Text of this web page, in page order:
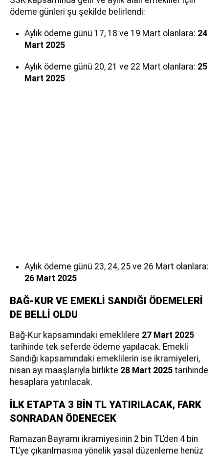
ödeme günleri şu şekilde belirlendi:
Aylık ödeme günü 17, 18 ve 19 Mart olanlara: 24
Mart 2025
Aylık ödeme günü 20, 21 ve 22 Mart olanlara: 25
Mart 2025
Aylık ödeme günü 23, 24, 25 ve 26 Mart olanlara:
26 Mart 2025
BAĞ-KUR VE EMEKLİ SANDIĞI ÖDEMELERİ
DE BELLİ OLDU
Bağ-Kur kapsamındaki emeklilere 27 Mart 2025
tarihinde tek seferde ödeme yapılacak. Emekli
Sandığı kapsamındaki emeklilerin ise ikramiyeleri,
nisan ayı maaşlarıyla birlikte 28 Mart 2025 tarihinde
hesaplara yatırılacak.
İLK ETAPTA 3 BİN TL YATIRILACAK, FARK
SONRADAN ÖDENECEK
Ramazan Bayramı ikramiyesinin 2 bin TL’den 4 bin
TL’ye çıkarılmasına yönelik yasal düzenleme henüz